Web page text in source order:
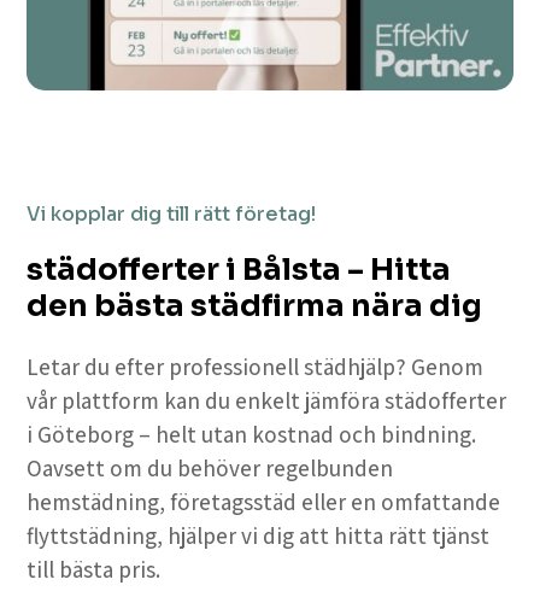
Vi kopplar dig till rätt företag!
städofferter i Bålsta – Hitta
den bästa städfirma nära dig
Letar du efter professionell städhjälp? Genom
vår plattform kan du enkelt jämföra städofferter
i Göteborg – helt utan kostnad och bindning.
Oavsett om du behöver regelbunden
hemstädning, företagsstäd eller en omfattande
flyttstädning, hjälper vi dig att hitta rätt tjänst
till bästa pris.